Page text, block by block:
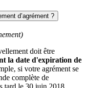
d’agrément ?
doit être
la date d'expiration de
si votre agrément se
complète de
tard le 30 juin 2018,